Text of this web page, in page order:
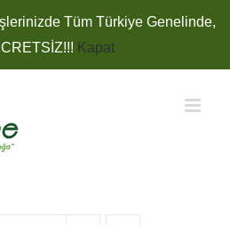
Tüm Türkiye Genelinde,
Kapat